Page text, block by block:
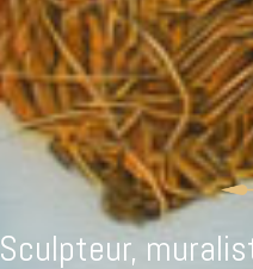
Sculpteur,